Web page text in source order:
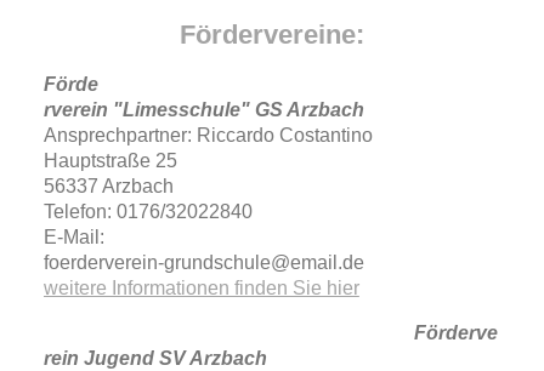
Fördervereine:
Förde
rverein "Limesschule" GS Arzbach
Ansprechpartner: Riccardo Costantino
Hauptstraße 25
56337 Arzbach
Telefon: 0176/32022840
E-Mail:
foerderverein-grundschule@email.de
weitere Informationen finden Sie hier
Förderve
rein Jugend SV Arzbach